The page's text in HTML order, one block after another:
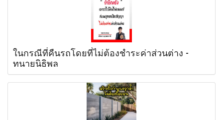
ในกรณีที่คืนรถโดยที่ไม่ต้องชำระค่าส่วนต่าง -
ทนายนิธิพล